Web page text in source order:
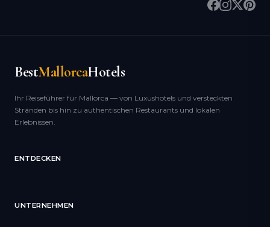
BestMallorcaHotels
Ihr Reiseführer für Mallorca — von Luxushotels und versteckten
Stränden bis hin zu authentischen Restaurants und lokalen
Erlebnissen.
ENTDECKEN
UNTERNEHMEN